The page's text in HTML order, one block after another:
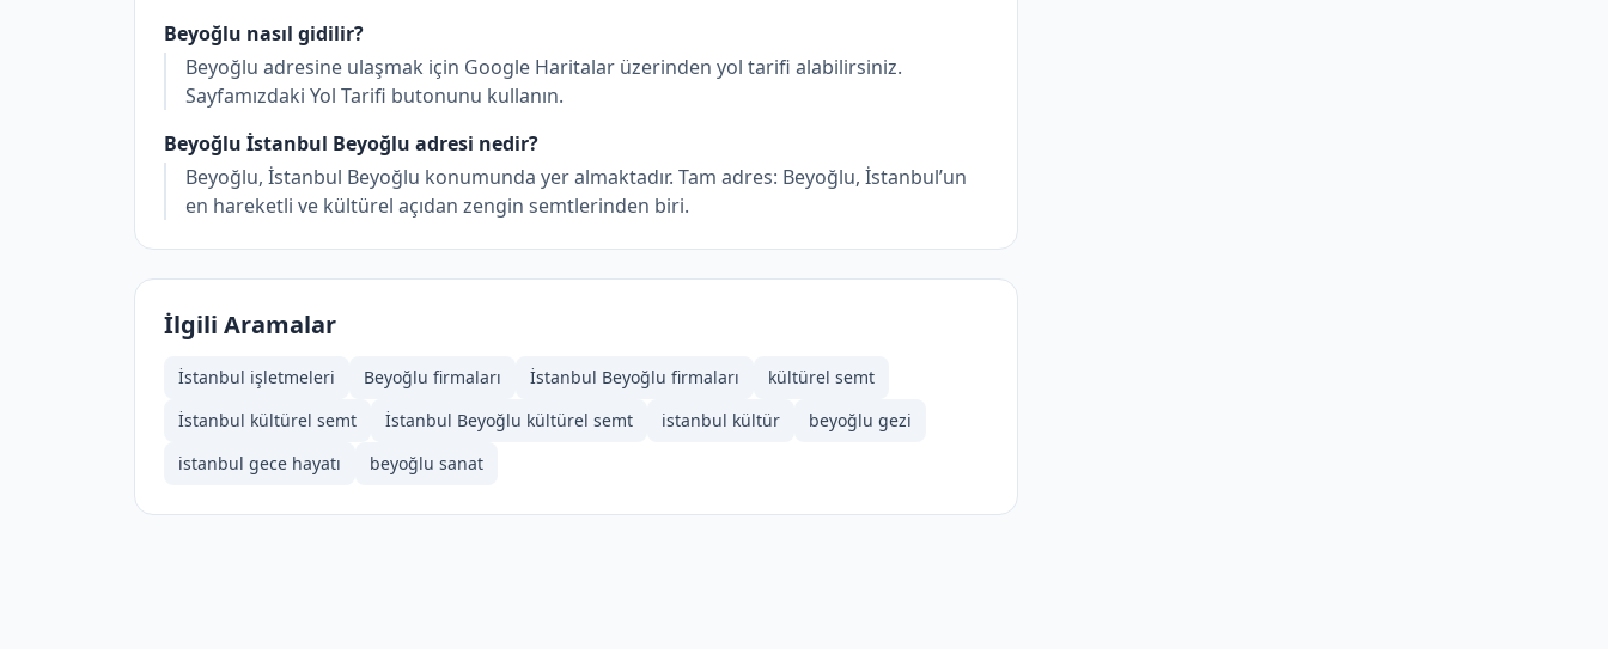
Beyoğlu nasıl gidilir?
Beyoğlu adresine ulaşmak için Google Haritalar üzerinden yol tarifi alabilirsiniz.
Sayfamızdaki Yol Tarifi butonunu kullanın.
Beyoğlu İstanbul Beyoğlu adresi nedir?
Beyoğlu, İstanbul Beyoğlu konumunda yer almaktadır. Tam adres: Beyoğlu, İstanbul’un
en hareketli ve kültürel açıdan zengin semtlerinden biri.
İlgili Aramalar
İstanbul işletmeleri Beyoğlu firmaları İstanbul Beyoğlu firmaları
kültürel semt
İstanbul kültürel semt
İstanbul Beyoğlu kültürel semt istanbul kültür
beyoğlu gezi
istanbul gece hayatı
beyoğlu sanat